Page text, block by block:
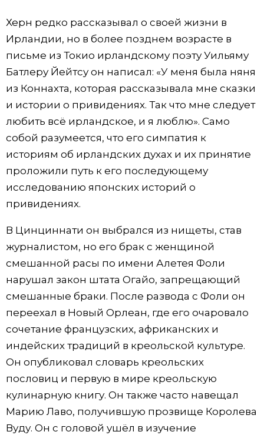
Херн редко рассказывал о своей жизни в
Ирландии, но в более позднем возрасте в
письме из Токио ирландскому поэту Уильяму
Батлеру Йейтсу он написал: «У меня была няня
из Коннахта, которая рассказывала мне сказки
и истории о привидениях. Так что мне следует
любить всё ирландское, и я люблю». Само
собой разумеется, что его симпатия к
историям об ирландских духах и их принятие
проложили путь к его последующему
исследованию японских историй о
привидениях.
В Цинциннати он выбрался из нищеты, став
журналистом, но его брак с женщиной
смешанной расы по имени Алетея Фоли
нарушал закон штата Огайо, запрещающий
смешанные браки. После развода с Фоли он
переехал в Новый Орлеан, где его очаровало
сочетание французских, африканских и
индейских традиций в креольской культуре.
Он опубликовал словарь креольских
пословиц и первую в мире креольскую
кулинарную книгу. Он также часто навещал
Марию Лаво, получившую прозвище Королева
Вуду. Он с головой ушёл в изучение